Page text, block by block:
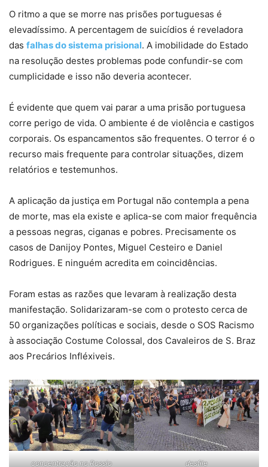
O ritmo a que se morre nas prisões portuguesas é
elevadíssimo. A percentagem de suicídios é reveladora
das falhas do sistema prisional. A imobilidade do Estado
na resolução destes problemas pode confundir-se com
cumplicidade e isso não deveria acontecer.
É evidente que quem vai parar a uma prisão portuguesa
corre perigo de vida. O ambiente é de violência e castigos
corporais. Os espancamentos são frequentes. O terror é o
recurso mais frequente para controlar situações, dizem
relatórios e testemunhos.
A aplicação da justiça em Portugal não contempla a pena
de morte, mas ela existe e aplica-se com maior frequência
a pessoas negras, ciganas e pobres. Precisamente os
casos de Danijoy Pontes, Miguel Cesteiro e Daniel
Rodrigues. E ninguém acredita em coincidências.
Foram estas as razões que levaram à realização desta
manifestação. Solidarizaram-se com o protesto cerca de
50 organizações políticas e sociais, desde o SOS Racismo
à associação Costume Colossal, dos Cavaleiros de S. Braz
aos Precários Infléxiveis.
concentração no Rossio desfile